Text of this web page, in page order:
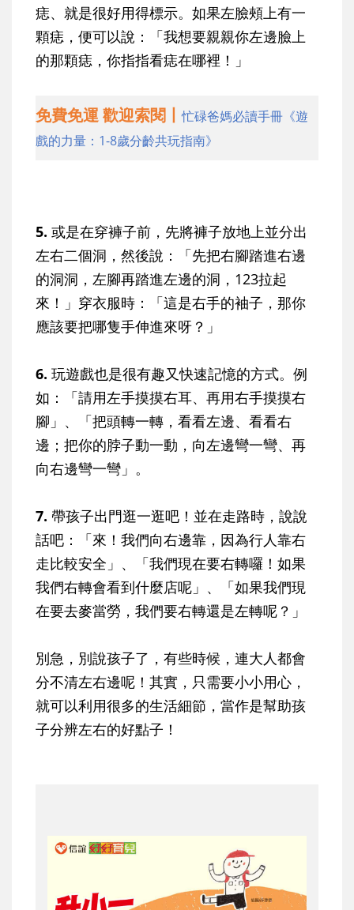
痣、就是很好用得標示。如果左臉頰上有一
顆痣，便可以說：「我想要親親你左邊臉上
的那顆痣，你指指看痣在哪裡！」
免費免運 歡迎索閱丨忙碌爸媽必讀手冊《遊
戲的力量：1-8歲分齡共玩指南》
5. 或是在穿褲子前，先將褲子放地上並分出
左右二個洞，然後說：「先把右腳踏進右邊
的洞洞，左腳再踏進左邊的洞，123拉起
來！」穿衣服時：「這是右手的袖子，那你
應該要把哪隻手伸進來呀？」
6. 玩遊戲也是很有趣又快速記憶的方式。例
如：「請用左手摸摸右耳、再用右手摸摸右
腳」、「把頭轉一轉，看看左邊、看看右
邊；把你的脖子動一動，向左邊彎一彎、再
向右邊彎一彎」。
7. 帶孩子出門逛一逛吧！並在走路時，說說
話吧：「來！我們向右邊靠，因為行人靠右
走比較安全」、「我們現在要右轉囉！如果
我們右轉會看到什麼店呢」、「如果我們現
在要去麥當勞，我們要右轉還是左轉呢？」
別急，別說孩子了，有些時候，連大人都會
分不清左右邊呢！其實，只需要小小用心，
就可以利用很多的生活細節，當作是幫助孩
子分辨左右的好點子！